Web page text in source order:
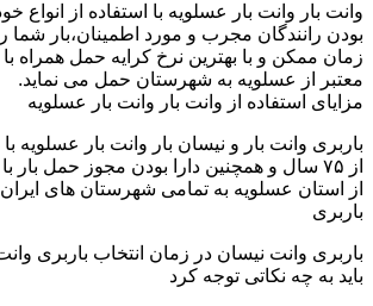
وانت بار وانت بار عسلویه با استفاده از انواع
بودن رانندگان مجرب و مورد اطمینان،بار شما
زمان ممکن و با بهترین نرخ کرایه حمل همراه با
معتبر از عسلویه به شهرستان حمل می نماید.
مزایای استفاده از وانت بار وانت بار عسلویه
باربری وانت بار و نیسان بار وانت بار عسلویه
از ۷۵ سال و همچنین دارا بودن مجوز حمل بار
از استان عسلویه به تمامی شهرستان های
باربری
باربری وانت نیسان در زمان انتخاب باربری وانت
باید به چه نکاتی توجه کرد